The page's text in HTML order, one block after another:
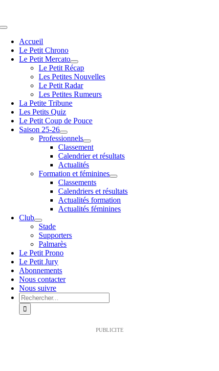
contenu
Navigation
basculeAccueil
Le Petit Chrono
Le Petit Mercato
Le Petit Récap
Les Petites Nouvelles
Le Petit Radar
Les Petites Rumeurs
La Petite Tribune
Les Petits Quiz
Le Petit Coup de Pouce
Saison 25-26
Professionnels
Classement
Calendrier et résultats
Actualités
Formation et féminines
Classements
Calendriers et résultats
Actualités formation
Actualités féminines
Club
Stade
Supporters
Palmarès
Le Petit Prono
Le Petit Jury
Abonnements
Nous contacter
Nous suivre
Rechercher:
PUBLICITE